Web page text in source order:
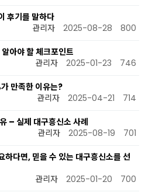
후기를 말하다
관리자
2025-08-28 800
아야 할 체크포인트
관리자
2025-01-23 746
만족한 이유는?
관리자
2025-04-21 714
– 실제 대구흥신소 사례
관리자
2025-08-19 701
하다면, 믿을 수 있는 대구흥신소를 선
관리자
2025-01-20 700